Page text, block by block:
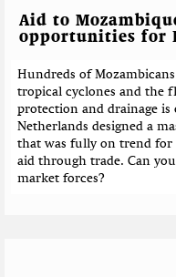
Aid to
opportunities for
Hundreds of
tropical cyclones and the
protection and drainage
Netherlands designed a
that was fully on trend for
aid through trade. Can
market forces?